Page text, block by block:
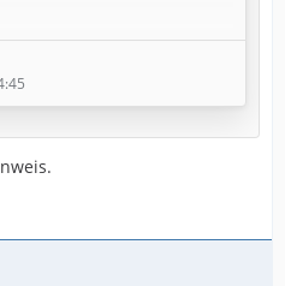
(ein Youngtimer!) mit
vollkommen
nie im Winter
aus (Bilder folgen).
Videos habe ich für
verwendet. Diese kann